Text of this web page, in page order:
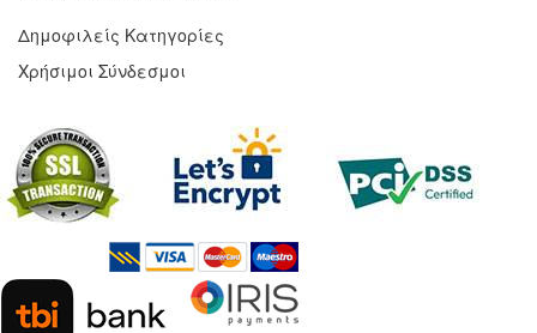
Δημοφιλείς Κατηγορίες
Χρήσιμοι Σύνδεσμοι